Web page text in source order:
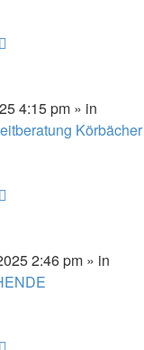
4:15 pm » in
Körbächer
2:46 pm » in